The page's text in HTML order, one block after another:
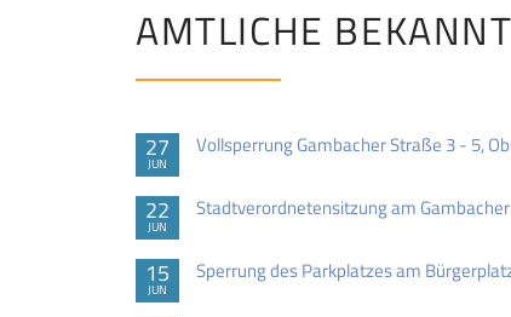
AMTLICHE
27
JUN
Vollsperrung Gambacher Straße 3 - 5,
22
JUN
Stadtverordnetensitzung am
15
JUN
Sperrung des Parkplatzes am